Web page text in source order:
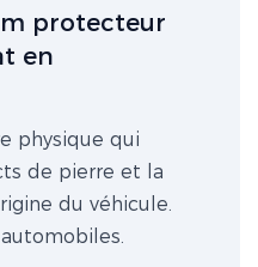
protecteur
en
physique qui
de pierre et la
du véhicule.